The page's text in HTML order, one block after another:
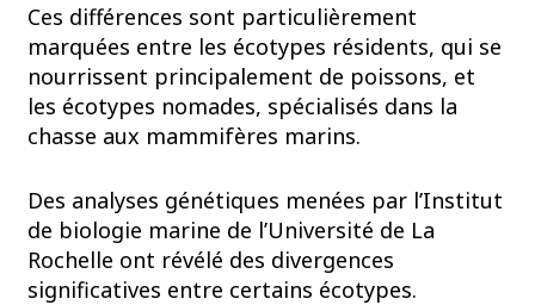
Ces différences sont particulièrement
marquées entre les écotypes résidents, qui se
nourrissent principalement de poissons, et
les écotypes nomades, spécialisés dans la
chasse aux mammifères marins.
Des analyses génétiques menées par l’Institut
de biologie marine de l’Université de La
Rochelle ont révélé des divergences
significatives entre certains écotypes.